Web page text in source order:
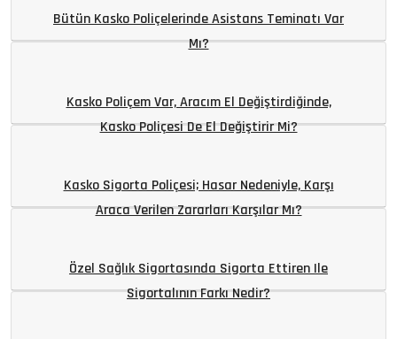
Bütün Kasko Poliçelerinde Asistans Teminatı Var
Mı?
Kasko Poliçem Var, Aracım El Değiştirdiğinde,
Kasko Poliçesi De El Değiştirir Mi?
Kasko Sigorta Poliçesi; Hasar Nedeniyle, Karşı
Araca Verilen Zararları Karşılar Mı?
Özel Sağlık Sigortasında Sigorta Ettiren Ile
Sigortalının Farkı Nedir?